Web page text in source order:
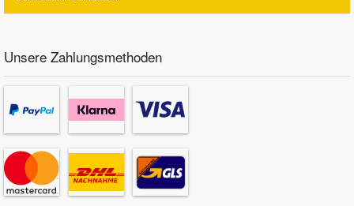
Unsere Zahlungsmethoden